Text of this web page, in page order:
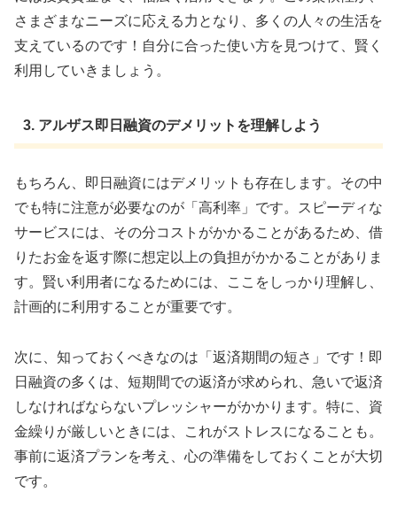
さまざまなニーズに応える力となり、多くの人々の生活を
支えているのです！自分に合った使い方を見つけて、賢く
利用していきましょう。
3. アルザス即日融資のデメリットを理解しよう
もちろん、即日融資にはデメリットも存在します。その中
でも特に注意が必要なのが「高利率」です。スピーディな
サービスには、その分コストがかかることがあるため、借
りたお金を返す際に想定以上の負担がかかることがありま
す。賢い利用者になるためには、ここをしっかり理解し、
計画的に利用することが重要です。
次に、知っておくべきなのは「返済期間の短さ」です！即
日融資の多くは、短期間での返済が求められ、急いで返済
しなければならないプレッシャーがかかります。特に、資
金繰りが厳しいときには、これがストレスになることも。
事前に返済プランを考え、心の準備をしておくことが大切
です。